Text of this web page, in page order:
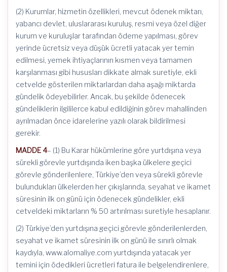
(2) Kurumlar, hizmetin özellikleri, mevcut ödenek miktarı,
yabancı devlet, uluslararası kuruluş, resmi veya özel diğer
kurum ve kuruluşlar tarafından ödeme yapılması, görev
yerinde ücretsiz veya düşük ücretli yatacak yer temin
edilmesi, yemek ihtiyaçlarının kısmen veya tamamen
karşılanması gibi hususları dikkate almak suretiyle, ekli
cetvelde gösterilen miktarlardan daha aşağı miktarda
gündelik ödeyebilirler. Ancak, bu şekilde ödenecek
gündeliklerin ilgililerce kabul edildiğinin görev mahallinden
ayrılmadan önce idarelerine yazılı olarak bildirilmesi
gerekir.
MADDE 4– (1) Bu Karar hükümlerine göre yurtdışına veya
sürekli görevle yurtdışında iken başka ülkelere geçici
görevle gönderilenlere, Türkiye’den veya sürekli görevle
bulundukları ülkelerden her çıkışlarında, seyahat ve ikamet
süresinin ilk on günü için ödenecek gündelikler, ekli
cetveldeki miktarların % 50 artırılması suretiyle hesaplanır.
(2) Türkiye’den yurtdışına geçici görevle gönderilenlerden,
seyahat ve ikamet süresinin ilk on günü ile sınırlı olmak
kaydıyla, www.alomaliye.com yurtdışında yatacak yer
temini için ödedikleri ücretleri fatura ile belgelendirenlere,